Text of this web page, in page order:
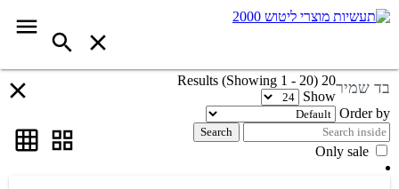
בד שמיר 20 Results (Showing 1 - 20)
Show
Order by
Search
Only sale